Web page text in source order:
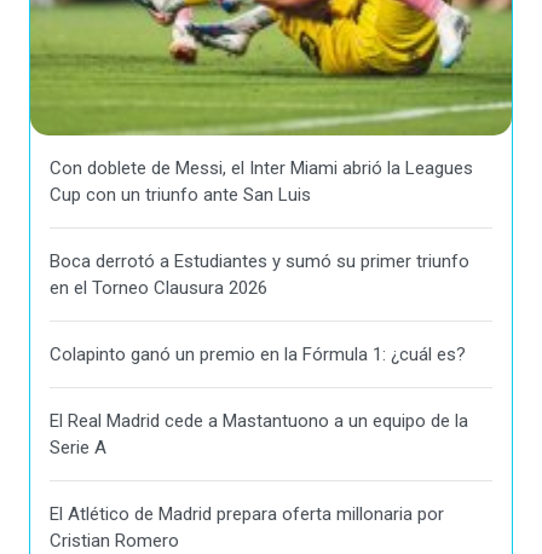
Con doblete de Messi, el Inter Miami abrió la Leagues
Cup con un triunfo ante San Luis
Boca derrotó a Estudiantes y sumó su primer triunfo
en el Torneo Clausura 2026
Colapinto ganó un premio en la Fórmula 1: ¿cuál es?
El Real Madrid cede a Mastantuono a un equipo de la
Serie A
El Atlético de Madrid prepara oferta millonaria por
Cristian Romero